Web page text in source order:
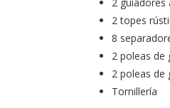
2 topes
8
2 poleas de
2 poleas de
Tornillería